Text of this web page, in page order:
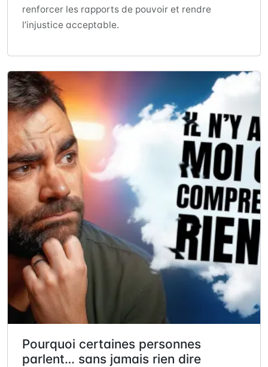
renforcer les rapports de pouvoir et rendre
l’injustice acceptable.
Pourquoi certaines personnes
parlent… sans jamais rien dire